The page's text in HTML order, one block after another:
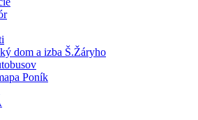
dom a izba Š.Žáryho
Poník